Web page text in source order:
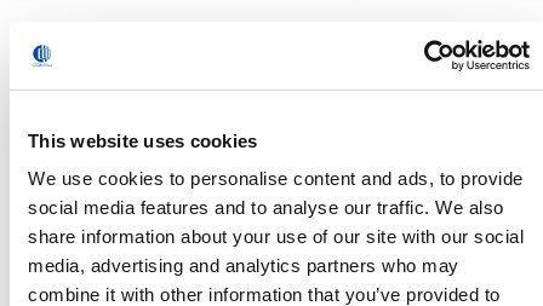
This website uses cookies
We use cookies to personalise content and ads, to provide
social media features and to analyse our traffic. We also
share information about your use of our site with our social
media, advertising and analytics partners who may
combine it with other information that you’ve provided to